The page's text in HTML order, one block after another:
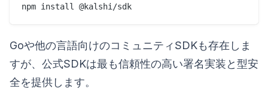
Goや他の言語向けのコミュニティSDKも存在しま
すが、公式SDKは最も信頼性の高い署名実装と型安
全を提供します。